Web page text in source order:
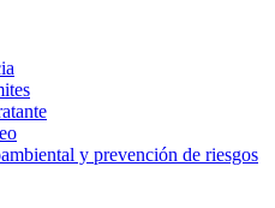
y prevención de riesgos